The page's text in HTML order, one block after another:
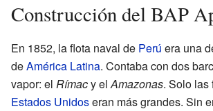
Construcción del BAP
En 1852, la flota naval de Perú era una
deAmérica Latina. Contaba con dos
vapor: el Rímacy elAmazonas. Solo las
Estados Unidoseran más grandes. Sin